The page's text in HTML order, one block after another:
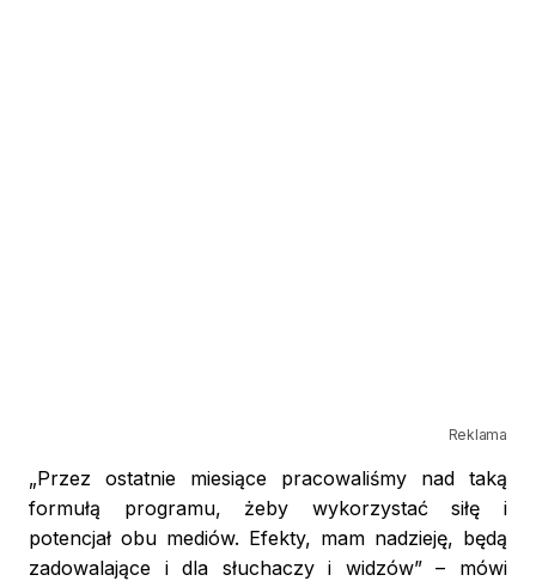
Reklama
„Przez ostatnie miesiące pracowaliśmy nad taką
formułą programu, żeby wykorzystać siłę i
potencjał obu mediów. Efekty, mam nadzieję, będą
zadowalające i dla słuchaczy i widzów” – mówi